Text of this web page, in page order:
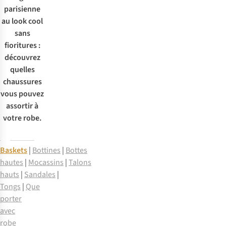
parisienne
au look cool
sans
fioritures :
découvrez
quelles
chaussures
vous pouvez
assortir à
votre robe.
Baskets| Bottines | Bottes
hautes | Mocassins |Talons
hauts | Sandales |
Tongs | Que
porter
avec
robe